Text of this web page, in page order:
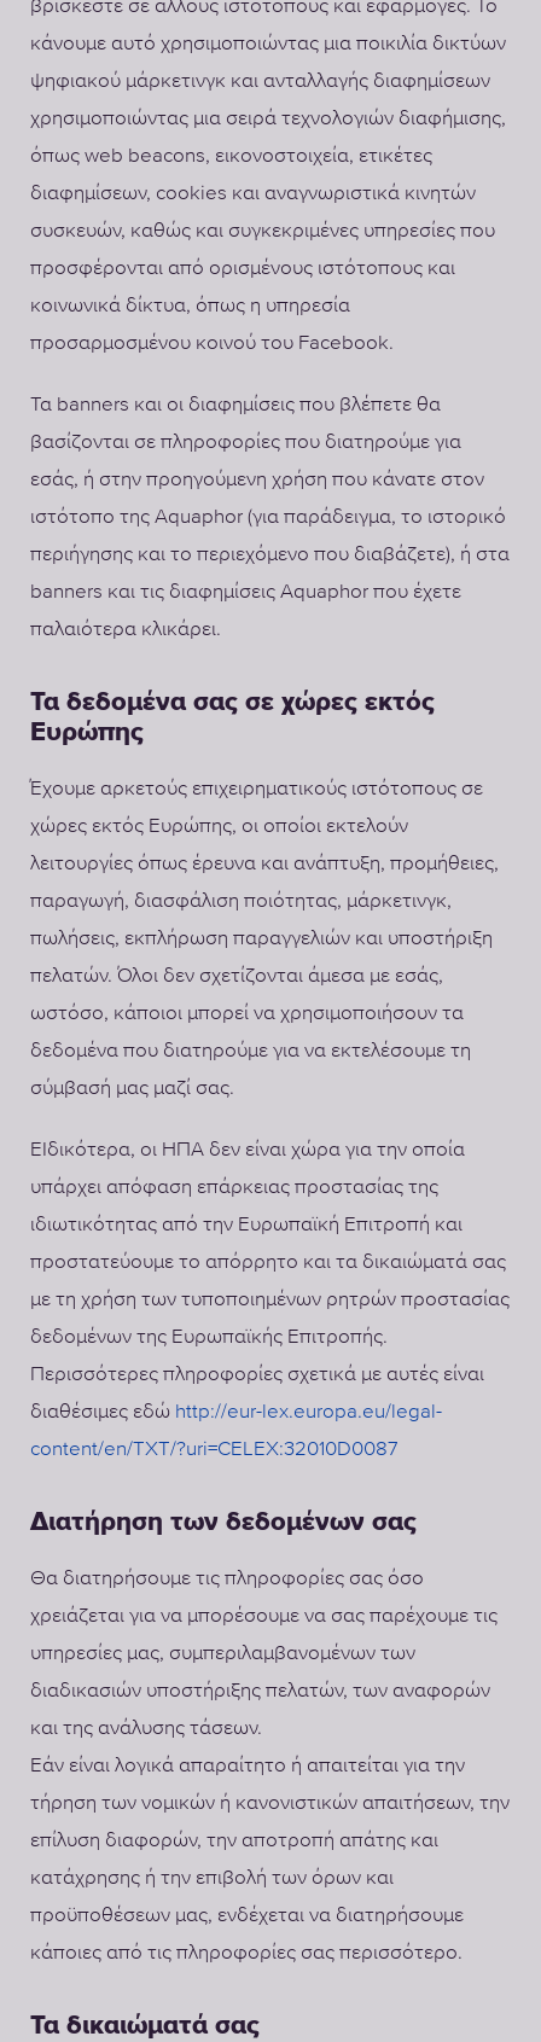
κάνουμε αυτό χρησιμοποιώντας μια ποικιλία δικτύων
ψηφιακού μάρκετινγκ και ανταλλαγής διαφημίσεων
χρησιμοποιώντας μια σειρά τεχνολογιών διαφήμισης,
όπως web beacons, εικονοστοιχεία, ετικέτες
διαφημίσεων, cookies και αναγνωριστικά κινητών
συσκευών, καθώς και συγκεκριμένες υπηρεσίες που
προσφέρονται από ορισμένους ιστότοπους και
κοινωνικά δίκτυα, όπως η υπηρεσία
προσαρμοσμένου κοινού του Facebook.
Τα banners και οι διαφημίσεις που βλέπετε θα
βασίζονται σε πληροφορίες που διατηρούμε για
εσάς, ή στην προηγούμενη χρήση που κάνατε στον
ιστότοπο της Aquaphor (για παράδειγμα, το ιστορικό
περιήγησης και το περιεχόμενο που διαβάζετε), ή στα
banners και τις διαφημίσεις Aquaphor που έχετε
παλαιότερα κλικάρει.
Τα δεδομένα σας σε χώρες εκτός
Ευρώπης
Έχουμε αρκετούς επιχειρηματικούς ιστότοπους σε
χώρες εκτός Ευρώπης, οι οποίοι εκτελούν
λειτουργίες όπως έρευνα και ανάπτυξη, προμήθειες,
παραγωγή, διασφάλιση ποιότητας, μάρκετινγκ,
πωλήσεις, εκπλήρωση παραγγελιών και υποστήριξη
πελατών. Όλοι δεν σχετίζονται άμεσα με εσάς,
ωστόσο, κάποιοι μπορεί να χρησιμοποιήσουν τα
δεδομένα που διατηρούμε για να εκτελέσουμε τη
σύμβασή μας μαζί σας.
ΕΙδικότερα, οι ΗΠΑ δεν είναι χώρα για την οποία
υπάρχει απόφαση επάρκειας προστασίας της
ιδιωτικότητας από την Ευρωπαϊκή Επιτροπή και
προστατεύουμε το απόρρητο και τα δικαιώματά σας
με τη χρήση των τυποποιημένων ρητρών προστασίας
δεδομένων της Ευρωπαϊκής Επιτροπής.
Περισσότερες πληροφορίες σχετικά με αυτές είναι
διαθέσιμες εδώ http://eur-lex.europa.eu/legal-
content/en/TXT/?uri=CELEX:32010D0087
Διατήρηση των δεδομένων σας
Θα διατηρήσουμε τις πληροφορίες σας όσο
χρειάζεται για να μπορέσουμε να σας παρέχουμε τις
υπηρεσίες μας, συμπεριλαμβανομένων των
διαδικασιών υποστήριξης πελατών, των αναφορών
και της ανάλυσης τάσεων.
Εάν είναι λογικά απαραίτητο ή απαιτείται για την
τήρηση των νομικών ή κανονιστικών απαιτήσεων, την
επίλυση διαφορών, την αποτροπή απάτης και
κατάχρησης ή την επιβολή των όρων και
προϋποθέσεων μας, ενδέχεται να διατηρήσουμε
κάποιες από τις πληροφορίες σας περισσότερο.
Τα δικαιώματά σας